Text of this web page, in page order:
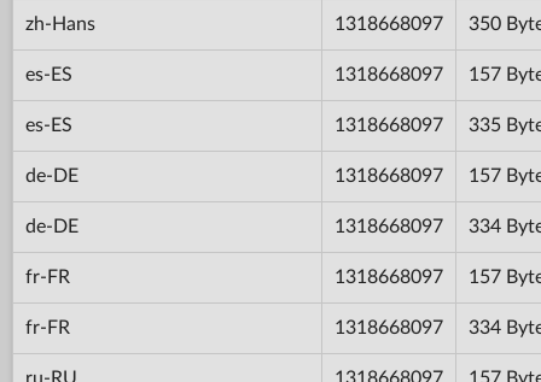
zh-Hans 1318668097 350
es-ES 1318668097 157
es-ES 1318668097 335
de-DE 1318668097 157
de-DE 1318668097 334
fr-FR 1318668097 157
fr-FR 1318668097 334
ru-RU 1318668097 157